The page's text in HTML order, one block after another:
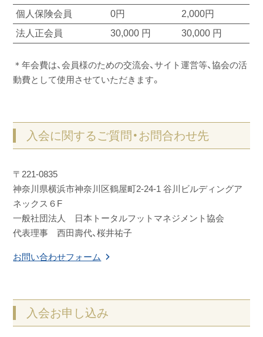
個人保険会員
0円
2,000円
法人正会員
30,000 円 30,000 円
＊年会費は、会員様のための交流会、サイト運営等、協会の活
動費として使用させていただきます。
入会に関するご質問・お問合わせ先
〒221-0835
神奈川県横浜市神奈川区鶴屋町2-24-1 谷川ビルディングア
ネックス６F
一般社団法人 日本トータルフットマネジメント協会
代表理事 西田壽代、桜井祐子
お問い合わせフォーム
入会お申し込み